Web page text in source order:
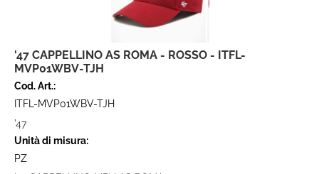
'47 CAPPELLINO AS ROMA - ROSSO - ITFL-
MVP01WBV-TJH
Cod. Art.:
ITFL-MVP01WBV-TJH
'47
Unità di misura:
PZ